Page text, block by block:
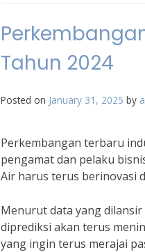
Tahun 2024
Posted on January 31, 2025 by
Perkembangan terbaru
pengamat dan pelaku
Air harus terus berinovasi
Menurut data yang
diprediksi akan terus
yang ingin terus merajai